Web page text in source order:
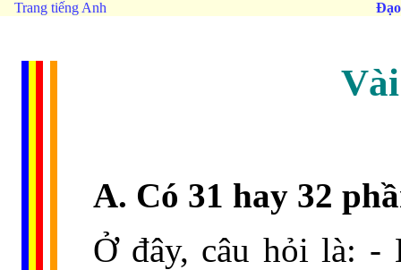
Trang tiếng Anh
A. Có 31 hay 32
Ở đây, câu hỏi là: -